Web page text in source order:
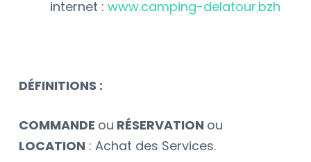
internet : www.camping-delatour.bzh
DÉFINITIONS :
COMMANDE ou RÉSERVATION ou
LOCATION : Achat des Services.